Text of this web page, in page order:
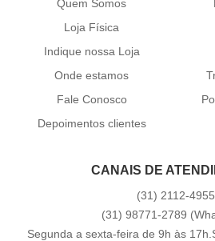
Quem Somos
Loja Física
Indique nossa Loja
Onde estamos
Fale Conosco
Depoimentos clientes
CANAIS DE
(31) 2112-4955
(31) 98771-2789
Segunda a sexta-feira de 9h às